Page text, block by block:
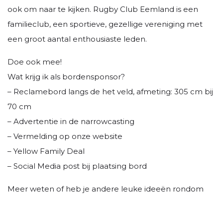
ook om naar te kijken. Rugby Club Eemland is een
familieclub, een sportieve, gezellige vereniging met
een groot aantal enthousiaste leden.
Doe ook mee!
Wat krijg ik als bordensponsor?
– Reclamebord langs de het veld, afmeting: 305 cm bij
70 cm
– Advertentie in de narrowcasting
– Vermelding op onze website
– Yellow Family Deal
– Social Media post bij plaatsing bord
Meer weten of heb je andere leuke ideeën rondom